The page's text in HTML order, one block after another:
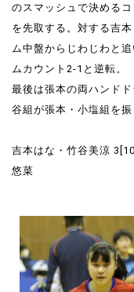
のスマッシュで決める
を先取する。対する吉
ム中盤からじわじわと
ムカウント2-1と逆転。
最後は張本の両ハンド
谷組が張本・小塩組を
吉本はな・竹谷美涼
悠菜